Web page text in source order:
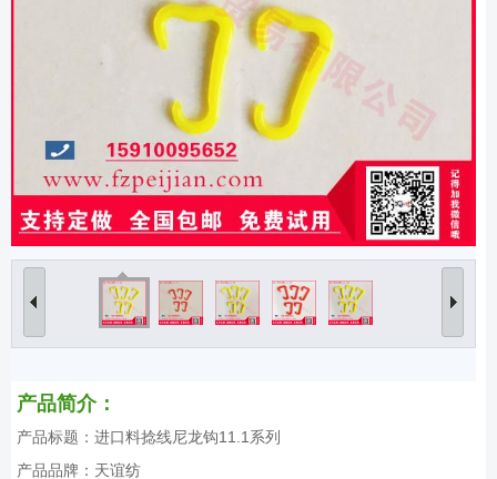
产品简介：
产品标题：进口料捻线尼龙钩11.1系列
产品品牌：天谊纺